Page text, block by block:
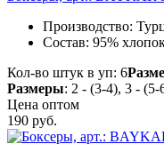
Производство:
Состав: 95%
Кол-во штук в уп: 6
Размеры: 2 - (3-4), 3 - (5-
Цена оптом
190 руб.